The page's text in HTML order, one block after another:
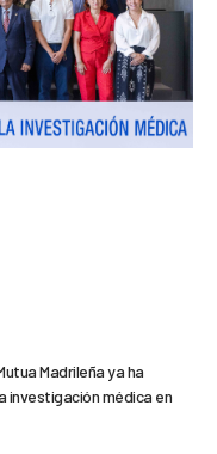
Madrileña ya ha
investigación médica en